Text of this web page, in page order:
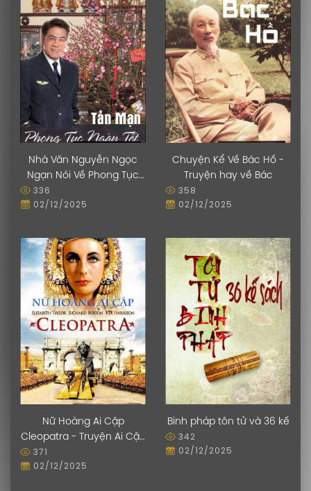
Nhà Văn Nguyễn Ngọc
Ngạn Nói Về Phong Tục
336
02/12/2025
Chuyện Kể Về Bác Hồ -
Truyện hay về Bác
358
02/12/2025
Nữ Hoàng Ai Cập
Cleopatra - Truyện Ai Cập
371
02/12/2025
Binh pháp tôn tử và 36 kế
342
02/12/2025